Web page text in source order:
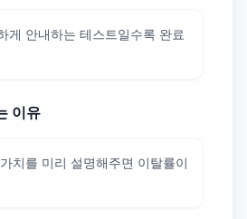
게 안내하는 테스트일수록 완료
이유
치를 미리 설명해주면 이탈률이